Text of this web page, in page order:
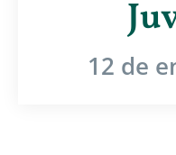
12 de